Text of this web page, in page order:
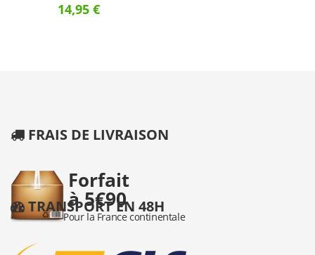
14,95 €
FRAIS DE LIVRAISON
TRANSPORT EN 48H